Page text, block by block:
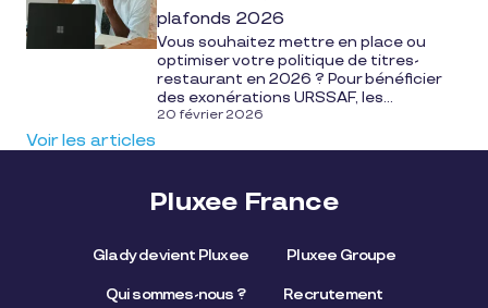
plafonds 2026
Vous souhaitez mettre en place ou
optimiser votre politique de titres-
restaurant en 2026 ? Pour bénéficier
des exonérations URSSAF, les...
20 février 2026
Voir les articles
Pluxee France
Glady devient Pluxee Pluxee Groupe
Qui sommes-nous ? Recrutement